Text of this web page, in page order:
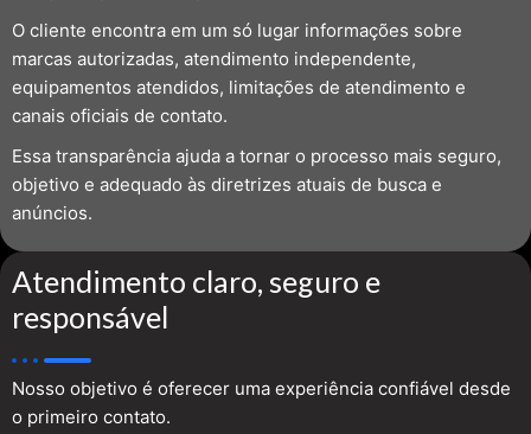
O cliente encontra em um só lugar informações sobre
marcas autorizadas, atendimento independente,
equipamentos atendidos, limitações de atendimento e
canais oficiais de contato.
Essa transparência ajuda a tornar o processo mais seguro,
objetivo e adequado às diretrizes atuais de busca e
anúncios.
Atendimento claro, seguro e
responsável
Nosso objetivo é oferecer uma experiência confiável desde
o primeiro contato.